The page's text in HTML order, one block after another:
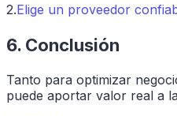
2.Elige un proveedor
6. Conclusión
Tanto para optimizar
puede aportar valor real a